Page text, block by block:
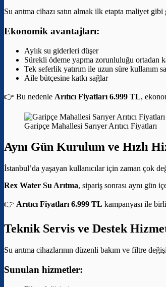
Su arıtma cihazı satın almak ilk etapta maliyet
Ekonomik avantajları:
Aylık su giderleri düşer
Sürekli ödeme yapma zorunluluğu ortadan
Tek seferlik yatırım ile uzun süre kullanım
Aile bütçesine katkı sağlar
👉 Bu nedenle Arıtıcı Fiyatları 6.999 TL,
Garipçe Mahallesi Sarıyer Arıtıcı Fiyatları
Aynı Gün Kurulum ve Hızlı
İstanbul’da yaşayan kullanıcılar için zaman çok
Rex Water Su Arıtma, sipariş sonrası aynı gün
👉 Arıtıcı Fiyatları 6.999 TL kampanyası ile
Teknik Servis ve Destek
Su arıtma cihazlarının düzenli bakım ve filtre
Sunulan hizmetler: